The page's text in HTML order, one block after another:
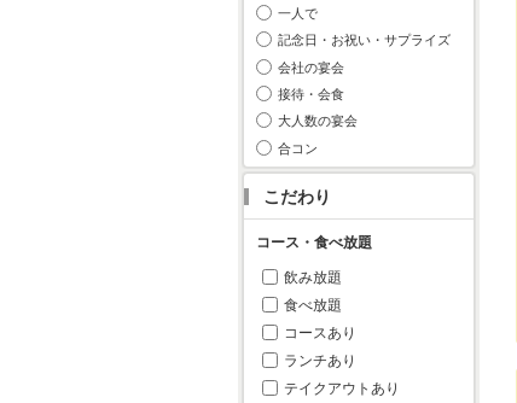
一人で
記念日・お祝い・サプライズ
会社の宴会
接待・会食
大人数の宴会
合コン
こだわり
コース・食べ放題
飲み放題
食べ放題
コースあり
ランチあり
テイクアウトあり